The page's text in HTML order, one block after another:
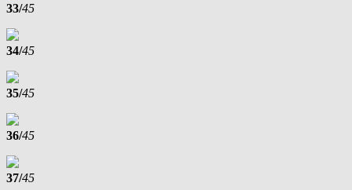
33/45
34/45
35/45
36/45
37/45